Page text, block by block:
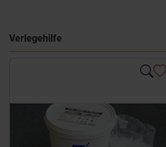
Verlegehilfe